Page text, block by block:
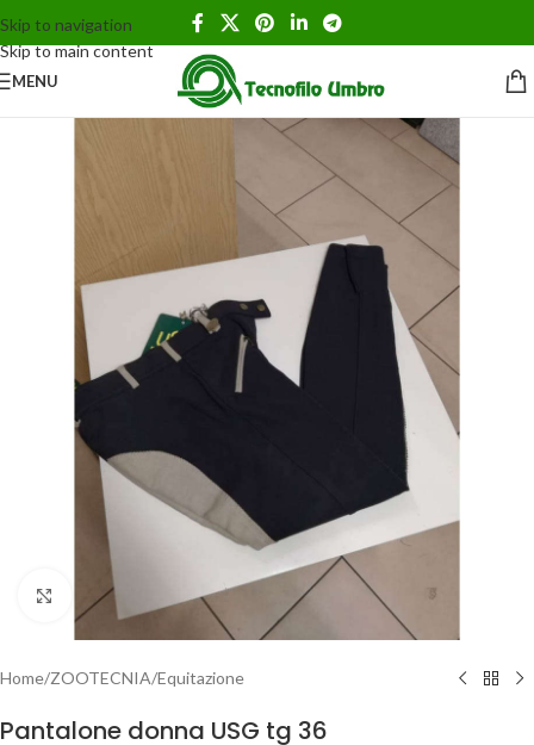
Skip to navigation
Skip to main content
MENU
Clicca per ingrandire
Home/ZOOTECNIA/Equitazione
Pantalone donna USG tg 36